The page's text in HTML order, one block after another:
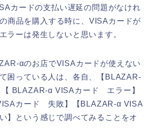
カードの支払い遅延の問題がなけれ
商品を購入する時に、VISAカードが
ラーは発生しないと思います。
αのお店でVISAカードが使えない
困っている人は、各自、【BLAZAR-
BLAZAR-α VISAカード エラー】
カード 失敗】【BLAZAR-α VISA
】という感じで調べてみることをオ